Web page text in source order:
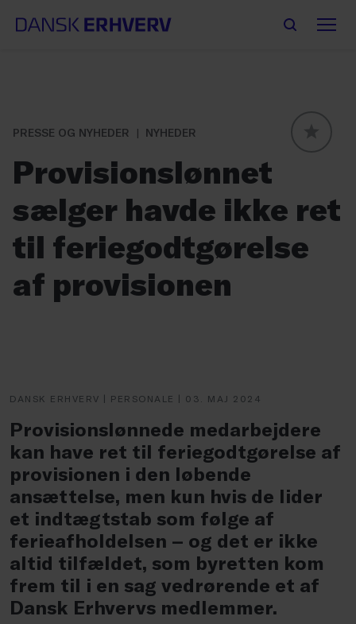
PRESSE OG NYHEDER
NYHEDER
Provisionslønnet
sælger havde ikke ret
til feriegodtgørelse
af provisionen
DANSK ERHVERV | PERSONALE | 03. MAJ 2024
Provisionslønnede medarbejdere
kan have ret til feriegodtgørelse af
provisionen i den løbende
ansættelse, men kun hvis de lider
et indtægtstab som følge af
ferieafholdelsen – og det er ikke
altid tilfældet, som byretten kom
frem til i en sag vedrørende et af
Dansk Erhvervs medlemmer.